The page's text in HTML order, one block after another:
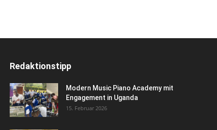
Redaktionstipp
Modern Music Piano Academy mit
Engagement in Uganda
15. Februar 2026